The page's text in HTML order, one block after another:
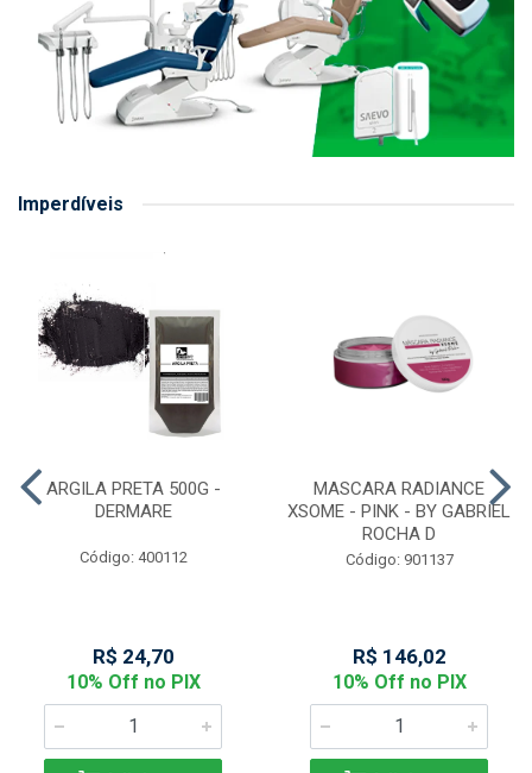
Imperdíveis
ARGILA PRETA 500G -
DERMARE
Código: 400112
R$ 24,70
10% Off no PIX
MASCARA RADIANCE
XSOME - PINK - BY GABRIEL
ROCHA D
Código: 901137
R$ 146,02
10% Off no PIX